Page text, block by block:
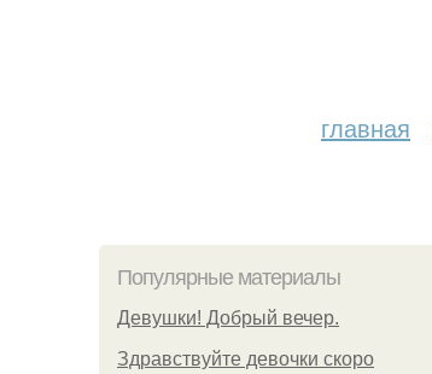
главная
Популярные материалы
Девушки! Добрый вечер.
Здравствуйте девочки скоро